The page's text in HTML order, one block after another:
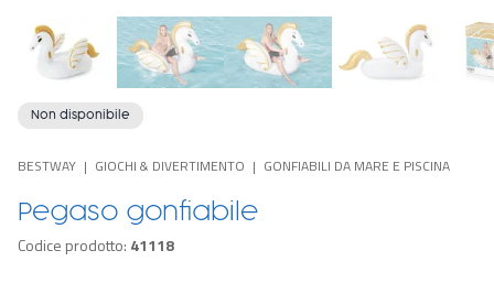
Non disponibile
BESTWAY GIOCHI & DIVERTIMENTO GONFIABILI DA MARE E PISCINA
Pegaso gonfiabile
Codice prodotto: 41118